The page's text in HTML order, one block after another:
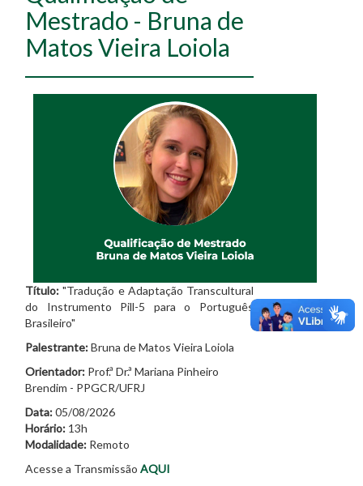
Mestrado - Bruna de
Matos Vieira Loiola
Título: "Tradução e Adaptação Transcultural
do Instrumento Pill-5 para o Português
Brasileiro"
Palestrante:Bruna de Matos Vieira Loiola
Orientador: Prof.ª Dr.ª Mariana Pinheiro
Brendim - PPGCR/UFRJ
Data:05/08/2026
Horário: 13h
Modalidade: Remoto
Acesse a Transmissão AQUI